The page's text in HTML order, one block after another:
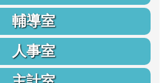
輔導室
人事室